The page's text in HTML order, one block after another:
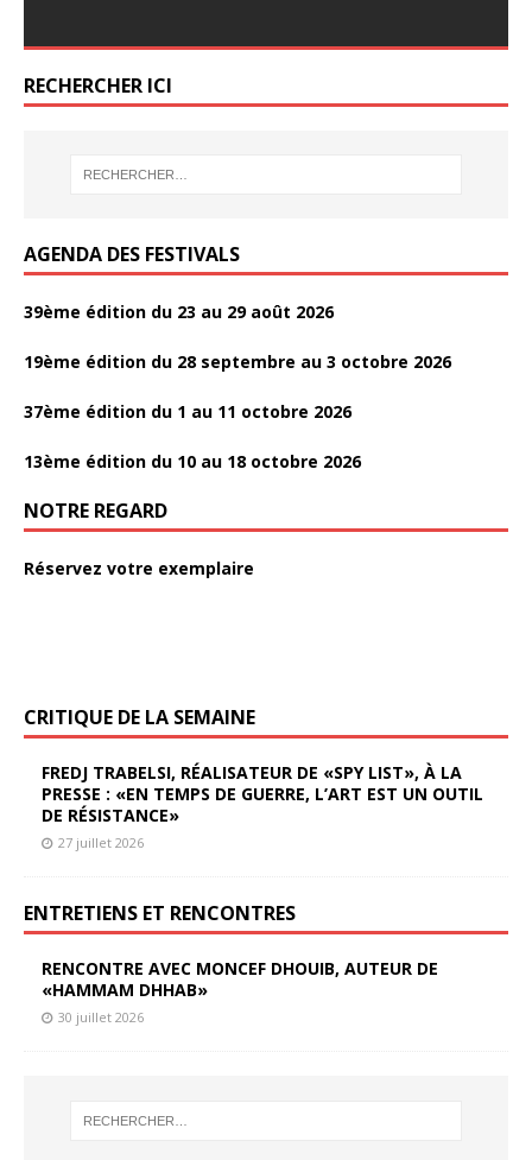
e
b
o
itt
er
ta
e
b
o
itt
er
ta
o
o
k
er
o
o
er
o
o
k
er
RECHERCHER ICI
AGENDA DES FESTIVALS
39ème édition du 23 au 29 août 2026
19ème édition du 28 septembre au 3 octobre 2026
37ème édition du 1 au 11 octobre 2026
13ème édition du 10 au 18 octobre 2026
NOTRE REGARD
Réservez votre exemplaire
CRITIQUE DE LA SEMAINE
FREDJ TRABELSI, RÉALISATEUR DE «SPY LIST», À LA
PRESSE : «EN TEMPS DE GUERRE, L’ART EST UN OUTIL
DE RÉSISTANCE»
27 juillet 2026
ENTRETIENS ET RENCONTRES
RENCONTRE AVEC MONCEF DHOUIB, AUTEUR DE
«HAMMAM DHHAB»
30 juillet 2026